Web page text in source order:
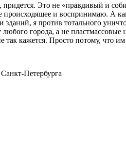
Это не «правдивый и
и воспринимаю. А
я против тотального
любого города, а не
кажется. Просто потому, что
Петербурга